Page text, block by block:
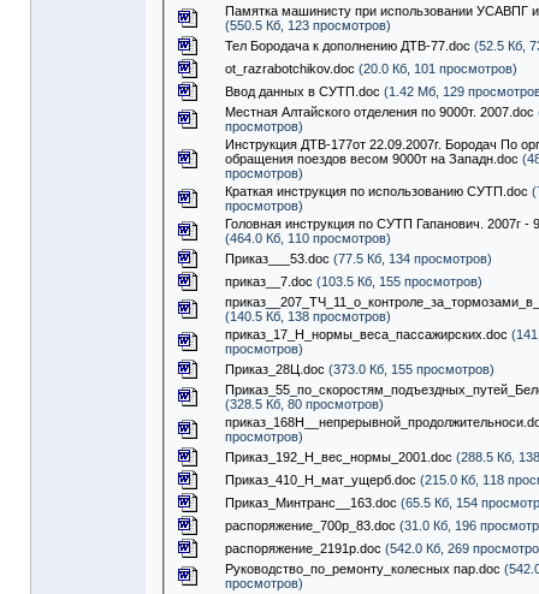
Памятка машинисту при использовании УСАВПГ
(550.5 Кб, 123 просмотров)
Тел Бородача к дополнению ДТВ-77.doc (52.5 Кб,
ot_razrabotchikov.doc (20.0 Кб, 101 просмотров)
Ввод данных в СУТП.doc (1.42 Мб, 129
Местная Алтайского отделения по 9000т. 2007.doc
просмотров)
Инструкция ДТВ-177от 22.09.2007г. Бородач По
обращения поездов весом 9000т на Западн.doc
просмотров)
Краткая инструкция по использованию СУТП.doc
просмотров)
Головная инструкция по СУТП Гапанович. 2007г -
(464.0 Кб, 110 просмотров)
Приказ___53.doc (77.5 Кб, 134 просмотров)
приказ__7.doc (103.5 Кб, 155 просмотров)
(140.5 Кб, 138 просмотров)
приказ_17_Н_нормы_веса_пассажирских.doc
просмотров)
Приказ_28Ц.doc (373.0 Кб, 155 просмотров)
(328.5 Кб, 80 просмотров)
просмотров)
Приказ_192_Н_вес_нормы_2001.doc (288.5 Кб,
Приказ_410_Н_мат_ущерб.doc (215.0 Кб, 118
Приказ_Минтранс__163.doc (65.5 Кб, 154
распоряжение_700р_83.doc (31.0 Кб, 196
распоряжение_2191р.doc (542.0 Кб, 269
Руководство_по_ремонту_колесных пар.doc
просмотров)